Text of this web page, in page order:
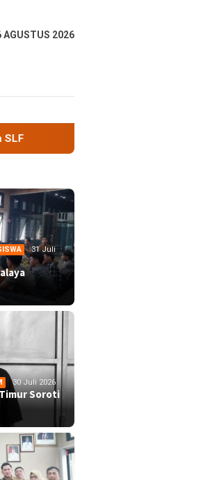
AGUSTUS 2026
Priangan Timur Soroti Efektivitas
31 Juli
30 Juli 2026
Soroti